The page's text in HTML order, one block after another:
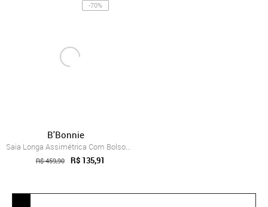
-70%
B'Bonnie
Saia Longa Assimétrica Com Bolsos B’Bonn...
R$ 459,90 R$ 135,91